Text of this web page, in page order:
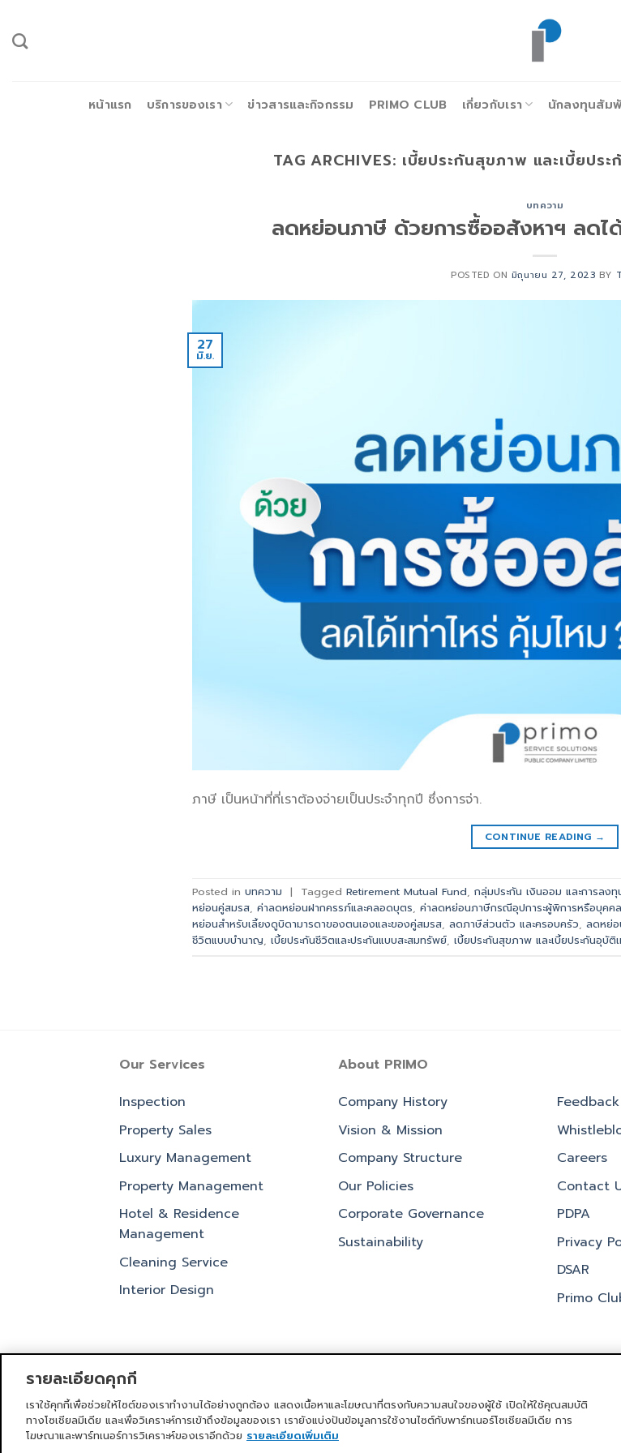
ยัง
หน้าแรก บริการของเรา ข่าวสารและกิจกรรม PRIMO CLUB เกี่ยวกับเรา นักลงทุนสัม
TAG ARCHIVES: เบี้ยประกันสุขภาพ และเบี้ยปร
บทความ
ลดหย่อนภาษี ด้วยการซื้ออสังหาฯ ลดไ
POSTED ON มิถุนายน 27, 2023 BY
27
มิ.ย.
ภาษี เป็นหน้าที่ที่เราต้องจ่ายเป็นประจำทุกปี ซึ่งการจ่า.
CONTINUE READING →
Posted in บทความ | Tagged Retirement Mutual Fund, กลุ่มประกัน เงินออม และการลงทุ
หย่อนคู่สมรส, ค่าลดหย่อนฝากครรภ์และคลอดบุตร, ค่าลดหย่อนภาษีกรณีอุปการะผู้พิการหรือบุค
หย่อนสำหรับเลี้ยงดูบิดามารดาของตนเองและของคู่สมรส, ลดภาษีส่วนตัว และครอบครัว, ลดหย่
ชีวิตแบบบำนาญ, เบี้ยประกันชีวิตและประกันแบบสะสมทรัพย์, เบี้ยประกันสุขภาพ และเบี้ยประกันอุบั
Our Services
Inspection
Property Sales
Luxury Management
Property Management
Hotel & Residence
Management
Cleaning Service
Interior Design
About PRIMO
Company History
Vision & Mission
Company Structure
Our Policies
Corporate Governance
Sustainability
Careers
Contact
PDPA
Privacy
DSAR
Primo
หน้าแรก บริการของเรา ข่าวสารและกิจกรรม PRIMO CLUB เกี่ยวกับเรา นักลงทุนสัมพัน
รายละเอียดคุกกี้
เราใช้คุกกี้เพื่อช่วยให้ไซต์ของเราทำงานได้อย่างถูกต้อง แสดงเนื้อหาและโฆษณาที่ตรงกับความสนใจของผู้ใช้ เปิดให้ใช้คุณสมบัติ
ทางโซเชียลมีเดีย และเพื่อวิเคราะห์การเข้าถึงข้อมูลของเรา เรายังแบ่งปันข้อมูลการใช้งานไซต์กับพาร์ทเนอร์โซเชียลมีเดีย การ
โฆษณาและพาร์ทเนอร์การวิเคราะห์ของเราอีกด้วย รายละเอียดเพิ่มเติม